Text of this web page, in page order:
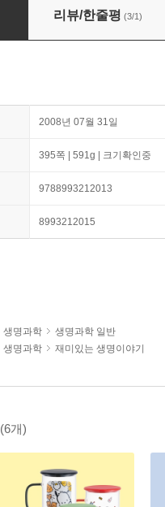
리뷰/한줄평 (3/1)
2008년 07월 31일
395쪽 | 591g | 크기확인중
9788993212013
8993212015
생명과학
생명과학 일반
생명과학 재미있는 생명이야기
(6개)